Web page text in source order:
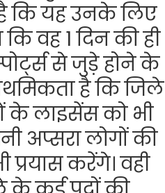
कि यह उनके लिए
वह 1 दिन की ही
से जुड़े होने के
है कि जिले
के लाइसेंस को भी
अप्सरा लोगों की
करेंगे। वही